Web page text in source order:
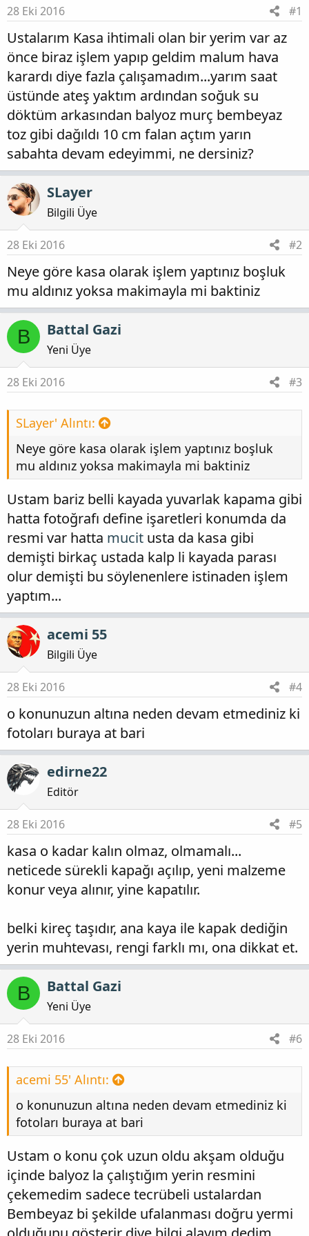
a
n
h
i
28 Eki 2016 #1
Ustalarım Kasa ihtimali olan bir yerim var az
önce biraz işlem yapıp geldim malum hava
karardı diye fazla çalışamadım...yarım saat
üstünde ateş yaktım ardından soğuk su
döktüm arkasından balyoz murç bembeyaz
toz gibi dağıldı 10 cm falan açtım yarın
sabahta devam edeyimmi, ne dersiniz?
SLayer
Bilgili Üye
28 Eki 2016 #2
Neye göre kasa olarak işlem yaptınız boşluk
mu aldınız yoksa makimayla mi baktiniz
B Battal Gazi
Yeni Üye
28 Eki 2016 #3
SLayer' Alıntı:
Neye göre kasa olarak işlem yaptınız boşluk
mu aldınız yoksa makimayla mi baktiniz
Ustam bariz belli kayada yuvarlak kapama gibi
hatta fotoğrafı define işaretleri konumda da
resmi var hatta mucit usta da kasa gibi
demişti birkaç ustada kalp li kayada parası
olur demişti bu söylenenlere istinaden işlem
yaptım...
acemi 55
Bilgili Üye
28 Eki 2016 #4
o konunuzun altına neden devam etmediniz ki
fotoları buraya at bari
edirne22
Editör
28 Eki 2016 #5
kasa o kadar kalın olmaz, olmamalı...
neticede sürekli kapağı açılıp, yeni malzeme
konur veya alınır, yine kapatılır.
belki kireç taşıdır, ana kaya ile kapak dediğin
yerin muhtevası, rengi farklı mı, ona dikkat et.
B Battal Gazi
Yeni Üye
28 Eki 2016 #6
acemi 55' Alıntı:
o konunuzun altına neden devam etmediniz ki
fotoları buraya at bari
Ustam o konu çok uzun oldu akşam olduğu
içinde balyoz la çalıştığım yerin resmini
çekemedim sadece tecrübeli ustalardan
Bembeyaz bi şekilde ufalanması doğru yermi